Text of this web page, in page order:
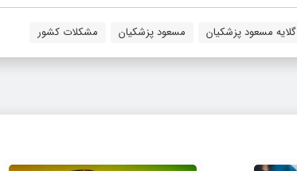
گلایه مسعود پزشکیان مسعود پزشکیان مشکلات کشور